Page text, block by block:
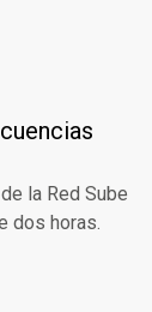
la Red Sube
dos horas.